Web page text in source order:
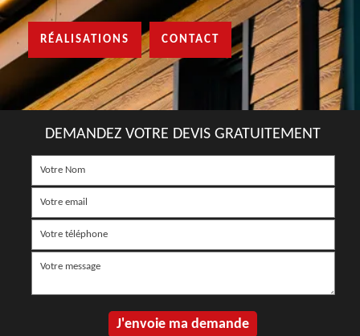
RÉALISATIONS CONTACT
DEMANDEZ VOTRE DEVIS GRATUITEMENT